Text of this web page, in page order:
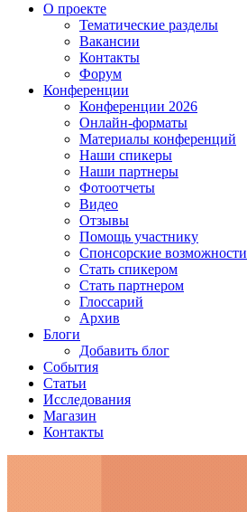
О проекте
Тематические разделы
Вакансии
Контакты
Форум
Конференции
Конференции 2026
Онлайн-форматы
Материалы конференций
Наши спикеры
Наши партнеры
Фотоотчеты
Видео
Отзывы
Помощь участнику
Спонсорские возможности
Стать спикером
Стать партнером
Глоссарий
Архив
Блоги
Добавить блог
События
Статьи
Исследования
Магазин
Контакты